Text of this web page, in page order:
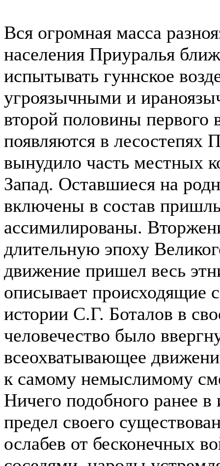
Вся огромная масса
населения Приуралья
испытывать гуннское
угроязычными и
второй половины первого
появляются в лесостепях
вынудило часть местных
Запад. Оставшиеся на
включены в состав
ассимилированы.
длительную эпоху
движение пришел весь
описывает происходящие
истории С.Г. Боталов в
человечество было
всеохватывающее
к самому немыслимому
Ничего подобного ранее
предел своего
ослабев от бесконечных